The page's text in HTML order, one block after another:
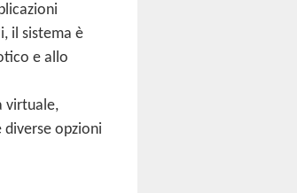
il sistema è
e allo
virtuale,
opzioni